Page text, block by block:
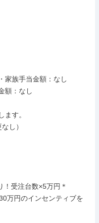
家族手当金額：なし
額：なし
す。
し）
！受注台数×5万円＊
万円のインセンティブを